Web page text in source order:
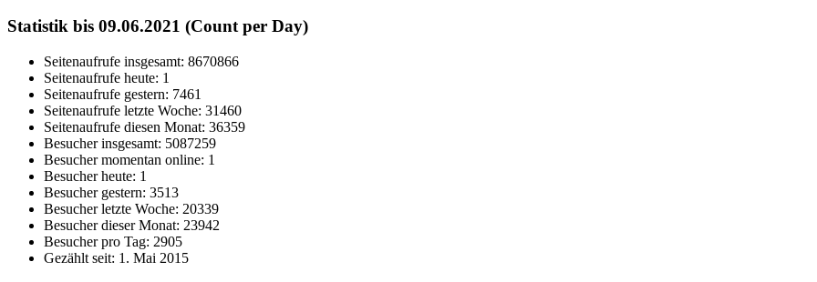
Statistik bis 09.06.2021 (Count per Day)
Seitenaufrufe insgesamt: 8670866
Seitenaufrufe heute: 1
Seitenaufrufe gestern: 7461
Seitenaufrufe letzte Woche: 31460
Seitenaufrufe diesen Monat: 36359
Besucher insgesamt: 5087259
Besucher momentan online: 1
Besucher heute: 1
Besucher gestern: 3513
Besucher letzte Woche: 20339
Besucher dieser Monat: 23942
Besucher pro Tag: 2905
Gezählt seit: 1. Mai 2015